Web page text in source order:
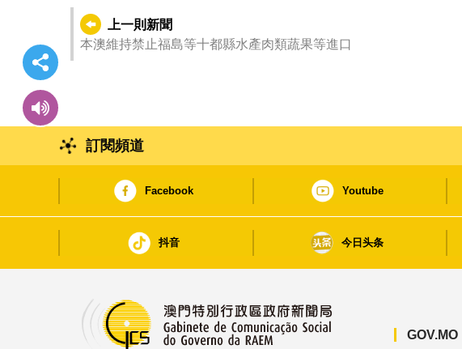
上一則新聞
本澳維持禁止福島等十都縣水產肉類蔬果等進口
訂閱頻道
Facebook Youtube
抖音 今日头条
GOV.MO